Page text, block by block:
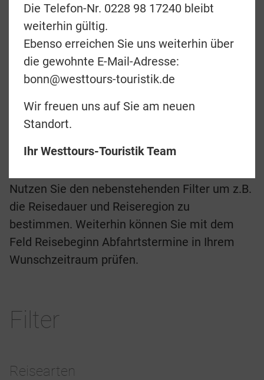
aktiv sein möchten und ihr Traumzeil ganz
naturnah und zu Fuß erkunden wollen. Ob
alleine oder in einer kleinen Gruppe, der
höchste Berg Afrikas oder doch lieber etwas
gemütlicher, es ist für jeden Anspruch und
Fitnessgrad etwas dabei.
Das Motto solcher Reisen lautet: naturnahe
Wanderwege, perfekte Organisation und
Nutzen Sie den nebenstehenden Filter um z.B.
die Reisedauer und Reiseregion zu
bestimmen. Weiterhin können Sie mit dem
Feld Reisebeginn Abfahrtstermine in Ihrem
Wunschzeitraum prüfen.
Filter
Reisearten
Die Telefon-Nr. 0228 98 17240 bleibt
weiterhin gültig.
Ebenso erreichen Sie uns weiterhin über
die gewohnte E-Mail-Adresse:
bonn@westtours-touristik.de
Wir freuen uns auf Sie am neuen
Standort.
Ihr Westtours-Touristik Team